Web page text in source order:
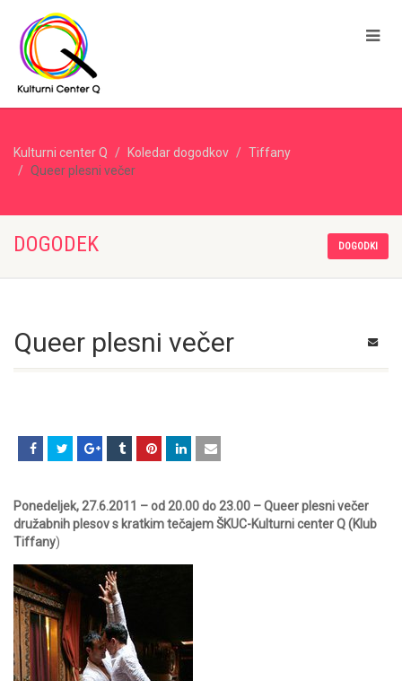
Kulturni center Q Koledar dogodkov
Tiffany
Queer plesni večer
DOGODEK DOGODKI
Queer plesni večer
Ponedeljek, 27.6.2011 – od 20.00 do 23.00 – Queer plesni večer
družabnih plesov s kratkim tečajem ŠKUC-Kulturni center Q (Klub
Tiffany)